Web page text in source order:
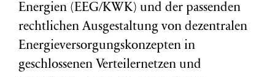
Energien (EEG/KWK) und der passenden
rechtlichen Ausgestaltung von dezentralen
Energieversorgungskonzepten in
geschlossenen Verteilernetzen und